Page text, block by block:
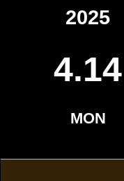
2025
4.14
MON